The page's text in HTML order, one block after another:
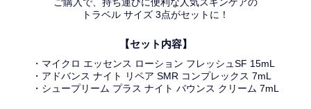
ご購入で、持ち運びに便利な人気スキンケアの
トラベル サイズ 3点がセットに！
【セット内容】
・マイクロ エッセンス ローション フレッシュSF 15mL
・アドバンス ナイト リペア SMR コンプレックス 7mL
・シュープリーム プラス ナイト バウンス クリーム 7mL